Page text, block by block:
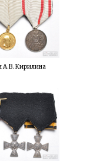
А.В. Кирилина